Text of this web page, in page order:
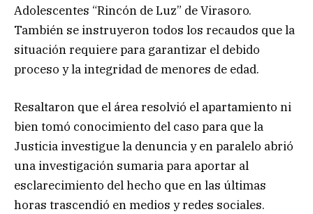
Adolescentes “Rincón de Luz” de Virasoro.
También se instruyeron todos los recaudos que la
situación requiere para garantizar el debido
proceso y la integridad de menores de edad.
Resaltaron que el área resolvió el apartamiento ni
bien tomó conocimiento del caso para que la
Justicia investigue la denuncia y en paralelo abrió
una investigación sumaria para aportar al
esclarecimiento del hecho que en las últimas
horas trascendió en medios y redes sociales.